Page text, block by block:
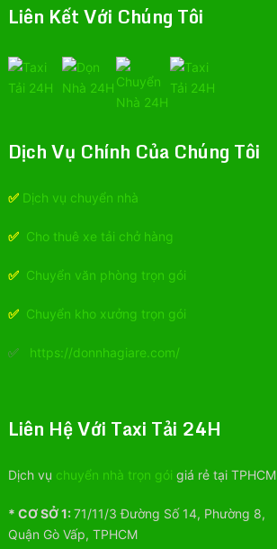
Liên Kết Với Chúng Tôi
Dịch Vụ Chính Của Chúng Tôi
✅ Dịch vụ chuyển nhà
✅ Cho thuê xe tải chở hàng
✅ Chuyển văn phòng trọn gói
✅ Chuyển kho xưởng trọn gói
✅ https://donnhagiare.com/
Liên Hệ Với Taxi Tải 24H
Dịch vụ chuyển nhà trọn gói giá rẻ tại TPHCM
* CƠ SỞ 1:71/11/3 Đường Số 14, Phường 8,
Quận Gò Vấp, TPHCM